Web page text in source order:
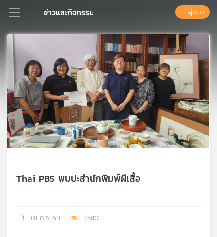
Podcast
เพล
ย์
ลิ
สต์
แนะนำ
คุณ
เข้าสู่ระบบ
ข่าวและกิจกรรม
Thai PBS พบปะสำนักพิมพ์ผีเสื้อ
01 ก.ค. 69 1,580